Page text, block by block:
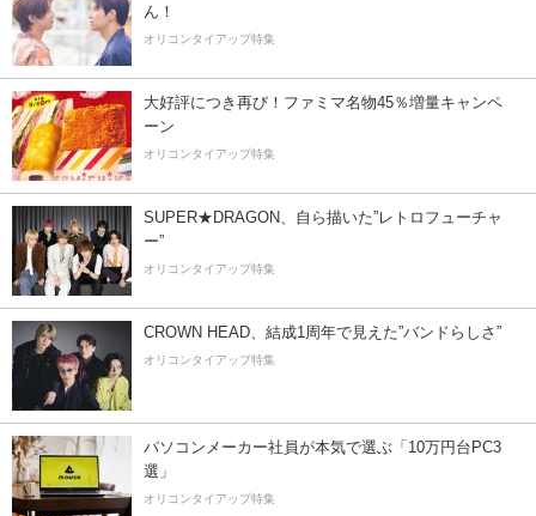
ん！
オリコンタイアップ特集
大好評につき再び！ファミマ名物45％増量キャンペ
ーン
オリコンタイアップ特集
SUPER★DRAGON、自ら描いた”レトロフューチャ
ー”
オリコンタイアップ特集
CROWN HEAD、結成1周年で見えた”バンドらしさ”
オリコンタイアップ特集
パソコンメーカー社員が本気で選ぶ「10万円台PC3
選」
オリコンタイアップ特集